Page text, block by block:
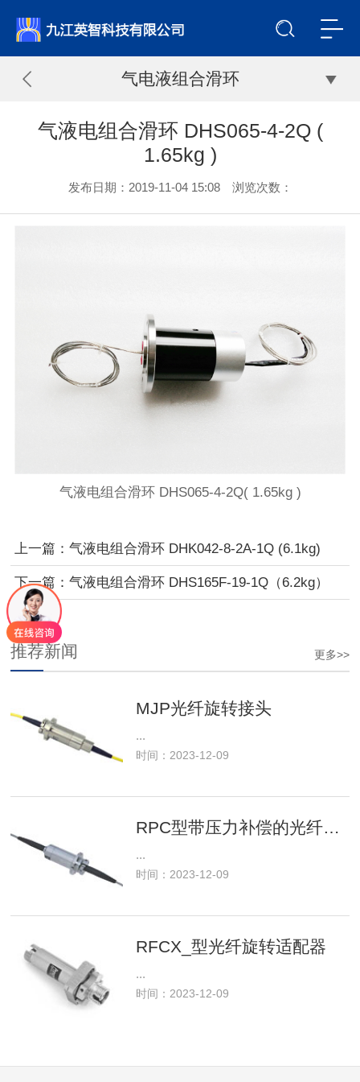
气电液组合滑环
气液电组合滑环 DHS065-4-2Q (
1.65kg )
发布日期：2019-11-04 15:08 浏览次数：
气液电组合滑环 DHS065-4-2Q( 1.65kg )
上一篇：气液电组合滑环 DHK042-8-2A-1Q (6.1kg)
下一篇：气液电组合滑环 DHS165F-19-1Q（6.2kg）
更多>>
推荐新闻
MJP光纤旋转接头
...
时间：2023-12-09
RPC型带压力补偿的光纤旋转接头
...
时间：2023-12-09
RFCX_型光纤旋转适配器
...
时间：2023-12-09